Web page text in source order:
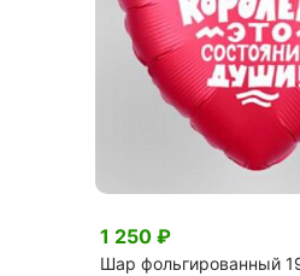
1 250 ₽
Шар фольгированный